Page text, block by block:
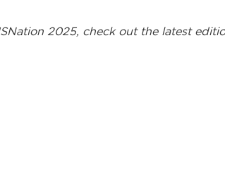
2025, check out the latest